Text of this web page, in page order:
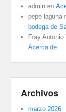
admin en
pepe laguna
bodega de
Fray
Acerca de
Archivos
marzo 2026